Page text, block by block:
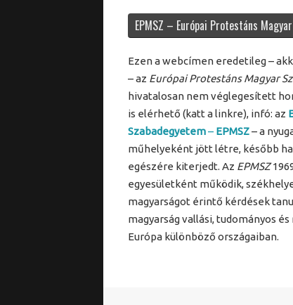
EPMSZ – Európai Protestáns
Ezen a webcímen eredetileg –
– az Európai Protestáns Magyar
hivatalosan nem véglegesített
is elérhető (katt a linkre), infó: az
Szabadegyetem– EPMSZ– a
műhelyeként jött létre, később
egészére kiterjedt. Az EPMSZ
egyesületként működik,
magyarságot érintő kérdések
magyarság vallási, tudományos
Európa különböző országaiban.